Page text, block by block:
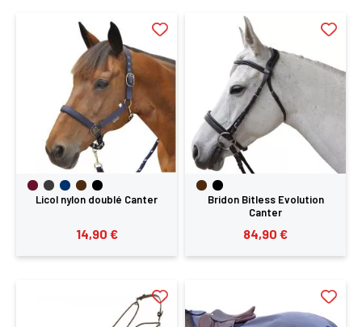
Licol nylon doublé Canter
14,90 €
Bridon Bitless Evolution
Canter
84,90 €